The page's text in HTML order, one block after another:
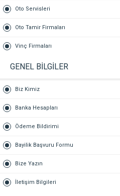
Oto Servisleri
Oto Tamir Firmaları
Vinç Firmaları
GENEL BİLGİLER
Biz Kimiz
Banka Hesapları
Ödeme Bildirimi
Bayilik Başvuru Formu
Bize Yazın
İletişim Bilgileri